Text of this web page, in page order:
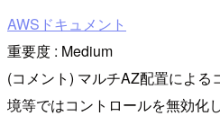
AWSドキュメント
重要度 : Medium
(コメント) マルチAZ配置による
境等ではコントロールを無効化